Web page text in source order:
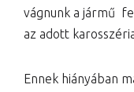
vágnunk a jármű
az adott
Ennek hiányában